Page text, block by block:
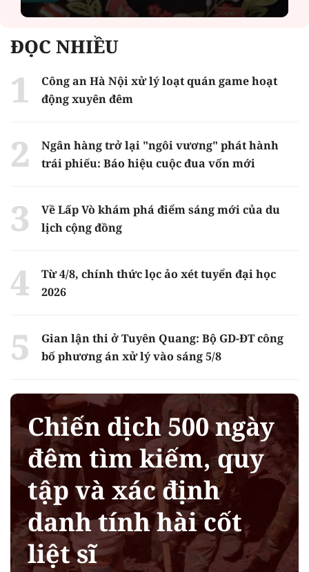
ĐỌC NHIỀU
Công an Hà Nội xử lý loạt quán game hoạt
động xuyên đêm
Ngân hàng trở lại "ngôi vương" phát hành
trái phiếu: Báo hiệu cuộc đua vốn mới
Về Lấp Vò khám phá điểm sáng mới của du
lịch cộng đồng
Từ 4/8, chính thức lọc ảo xét tuyển đại học
2026
Gian lận thi ở Tuyên Quang: Bộ GD-ĐT công
bố phương án xử lý vào sáng 5/8
Chiến dịch 500 ngày
đêm tìm kiếm, quy
tập và xác định
danh tính hài cốt
liệt sĩ